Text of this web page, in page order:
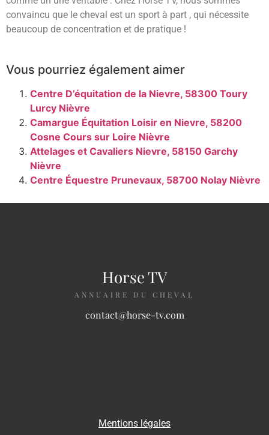
convaincu que le cheval est un sport à part , qui nécessite
beaucoup de concentration et de pratique !
Vous pourriez également aimer
Centre D’équitation de la Nievre, 58300 Toury
Lurcy Nièvre
Camargue Équitation Loisir en Nievre, 58200
Cosne Cours sur Loire Nièvre
Attelages et Cavaliers Nievre, 58150 Garchy
Nièvre
Centre Équestre Prunevaux, 58700 Nolay Nièvre
Horse TV
ANNUAIRE DU CHEVAL
contact@horse-tv.com
Mentions légales